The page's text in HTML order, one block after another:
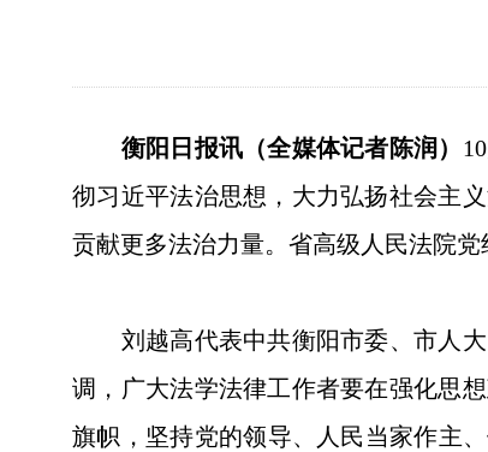
衡阳日报讯（全媒体记者陈润）
彻习近平法治思想，大力弘扬社会主
贡献更多法治力量。省高级人民法院
刘越高代表中共衡阳市委、市人大
调，广大法学法律工作者要在强化思
旗帜，坚持党的领导、人民当家作主